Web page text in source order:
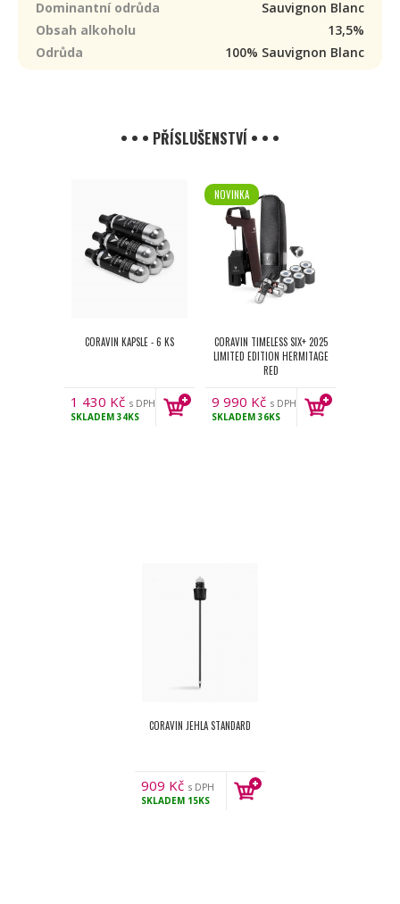
Dominantní odrůda
Sauvignon Blanc
Obsah alkoholu
13,5%
Odrůda
100% Sauvignon Blanc
• • • PŘÍSLUŠENSTVÍ • • •
CORAVIN KAPSLE - 6 KS
1 430 Kč s DPH
SKLADEM34KS
NOVINKA
CORAVIN TIMELESS SIX+ 2025
LIMITED EDITION HERMITAGE
RED
9 990 Kč s DPH
SKLADEM36KS
CORAVIN JEHLA STANDARD
909 Kč s DPH
SKLADEM 15KS